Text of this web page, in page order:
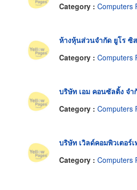
Category : Computers
ห้างหุ้นส่วนจำกัด ยูโร ซิ
Category : Computers
บริษัท เอม คอนซัลติ้ง จำ
Category : Computers
บริษัท เวิลด์คอมพิวเตอร์
Category : Computers